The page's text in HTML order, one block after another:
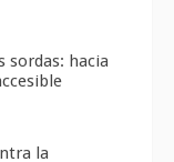
sordas: hacia
la